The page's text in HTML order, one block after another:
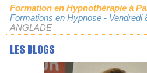
Formation en Hypnothérapie à
Formations en Hypnose - Vendredi
ANGLADE
LES BLOGS